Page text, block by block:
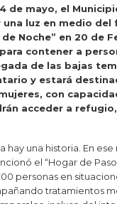
de mayo, el
una luz en medio del
Noche” en 20 de
contener a
de las bajas
y estará
con
acceder a
hay una historia. En ese
el “Hogar de
personas en
tratamientos